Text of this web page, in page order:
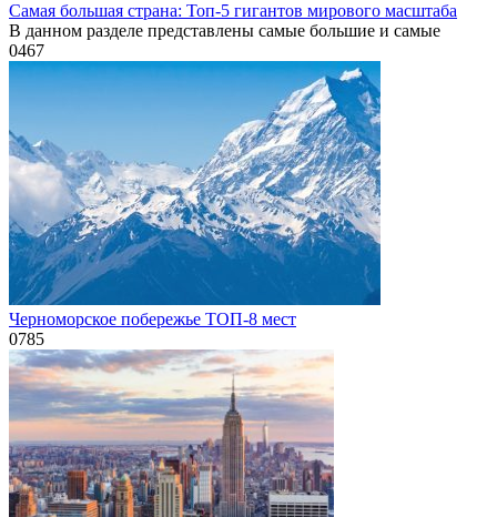
Самая большая страна: Топ-5 гигантов мирового масштаба
В данном разделе представлены самые большие и самые
0467
Черноморское побережье ТОП-8 мест
0785